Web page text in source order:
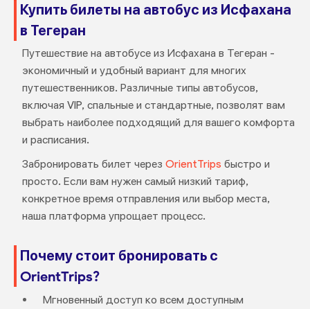
Купить билеты на автобус из Исфахана
в Тегеран
Путешествие на автобусе из Исфахана в Тегеран -
экономичный и удобный вариант для многих
путешественников. Различные типы автобусов,
включая VIP, спальные и стандартные, позволят вам
выбрать наиболее подходящий для вашего комфорта
и расписания.
Забронировать билет через OrientTrips быстро и
просто. Если вам нужен самый низкий тариф,
конкретное время отправления или выбор места,
наша платформа упрощает процесс.
Почему стоит бронировать с
OrientTrips?
Мгновенный доступ ко всем доступным